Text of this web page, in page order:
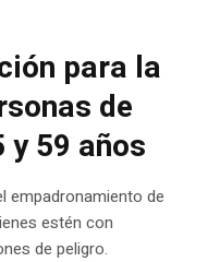
para la
de
y 59 años
empadronamiento de
estén con
de peligro.